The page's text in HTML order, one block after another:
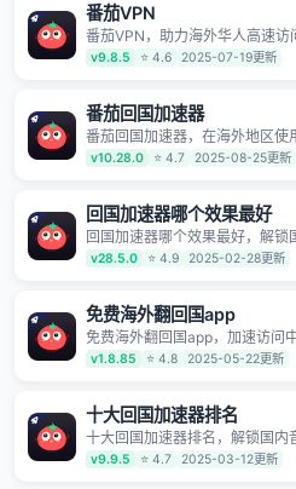
TV、西瓜视频、QQ音乐、网易
等主流网站应用解除限制，带你
有上百万用户，用户整体好评
服支持，保障你的使用体验。
番茄VPN
番茄VPN，助力海外华人高速访
国内各直播平台,解决国内视频、
速海量国服游戏，超低延迟稳定
v9.8.5 ⭐ 4.6 2025-07-19更新
番茄回国加速器
番茄回国加速器，在海外地区使
区版权限制/网络IP屏蔽,缓冲卡顿
哩哔哩专用回国VPN,可加速解决
7*24小时服务。
v10.28.0 ⭐ 4.7 2025-08-25更新
回国加速器哪个效果最好
回国加速器哪个效果最好，解锁
刷剧不卡，高清秒开. 有效降低
主流应用访问速度 ; 独创加速黑
v28.5.0 ⭐ 4.9 2025-02-28更新
免费海外翻回国app
免费海外翻回国app，加速访问
业回国加速器，帮你加速访问优
爱奇艺等，加速国服游戏，例如
明日方舟、战双帕弥什、sky光·
内各种服务,回国加速器致力于帮
港澳台地区用户提供最好的回
务，可以在海外或港澳台地区流
v1.8.85 ⭐ 4.8 2025-05-22更新
十大回国加速器排名
十大回国加速器排名，解锁国内
不卡，高清秒开. 有效降低国服
应用访问速度 ; 独创加速黑科技 ·
v9.9.5 ⭐ 4.7 2025-03-12更新